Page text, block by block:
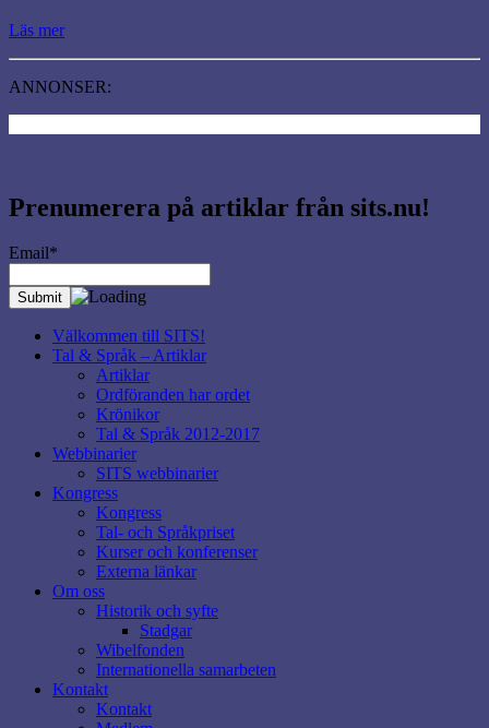
Läs mer
ANNONSER:
Prenumerera på artiklar från sits.nu!
Email*
Välkommen till SITS!
Tal & Språk – Artiklar
Artiklar
Ordföranden har ordet
Krönikor
Tal & Språk 2012-2017
Webbinarier
SITS webbinarier
Kongress
Kongress
Tal- och Språkpriset
Kurser och konferenser
Externa länkar
Om oss
Historik och syfte
Stadgar
Wibelfonden
Internationella samarbeten
Kontakt
Kontakt